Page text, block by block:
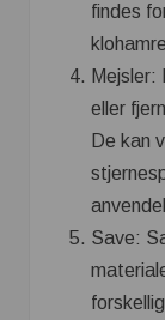
findes
eller
De kan
Save: